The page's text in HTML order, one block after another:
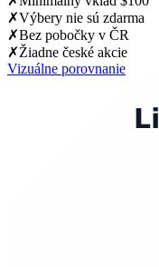
✗Výbery nie sú zdarma
✗Bez pobočky v ČR
✗Žiadne české akcie
Vizuálne porovnanie